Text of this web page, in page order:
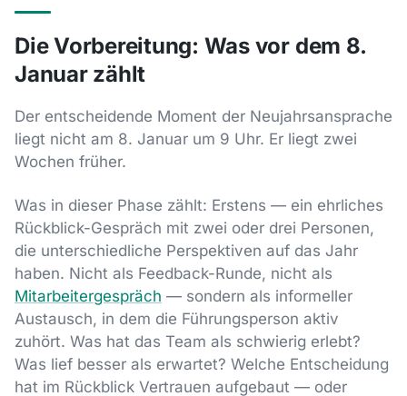
Die Vorbereitung: Was vor dem 8.
Januar zählt
Der entscheidende Moment der Neujahrsansprache
liegt nicht am 8. Januar um 9 Uhr. Er liegt zwei
Wochen früher.
Was in dieser Phase zählt: Erstens — ein ehrliches
Rückblick-Gespräch mit zwei oder drei Personen,
die unterschiedliche Perspektiven auf das Jahr
haben. Nicht als Feedback-Runde, nicht als
Mitarbeitergespräch — sondern als informeller
Austausch, in dem die Führungsperson aktiv
zuhört. Was hat das Team als schwierig erlebt?
Was lief besser als erwartet? Welche Entscheidung
hat im Rückblick Vertrauen aufgebaut — oder